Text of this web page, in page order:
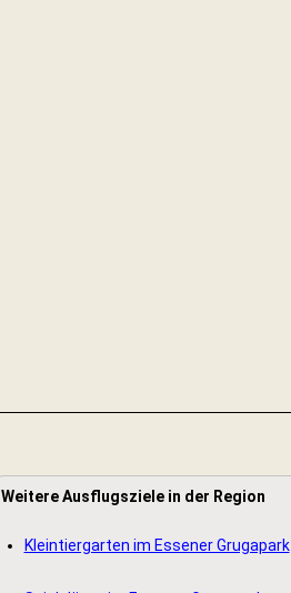
Weitere Ausflugsziele in der Region
Kleintiergarten im Essener Grugapark